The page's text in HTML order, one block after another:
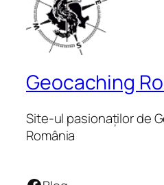
Geocaching
Site-ul pasionaților de
România